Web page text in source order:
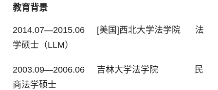
教育背景
2014.07—2015.06 [美国]西北大学法学院 法
学硕士（LLM）
2003.09—2006.06 吉林大学法学院
民
商法学硕士